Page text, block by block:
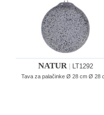
NATUR LT1292
Tava za palačinke Ø 28 cm Ø 28